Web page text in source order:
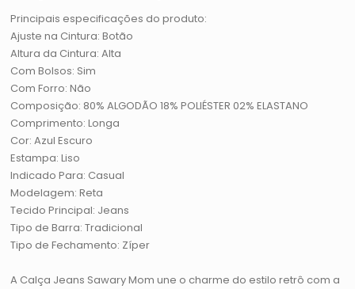
Principais especificações do produto:
Ajuste na Cintura: Botão
Altura da Cintura: Alta
Com Bolsos: Sim
Com Forro: Não
Composição: 80% ALGODÃO 18% POLIÉSTER 02% ELASTANO
Comprimento: Longa
Cor: Azul Escuro
Estampa: Liso
Indicado Para: Casual
Modelagem: Reta
Tecido Principal: Jeans
Tipo de Barra: Tradicional
Tipo de Fechamento: Zíper
A Calça Jeans Sawary Mom une o charme do estilo retrô com a